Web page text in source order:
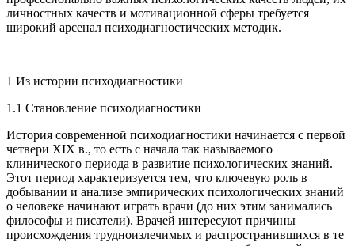
личностных качеств и мотивационной сферы требуется
широкий арсенал психодиагностических методик.
1 Из истории психодиагностики
1.1 Становление психодиагностики
История современной психодиагностики начинается с первой
четвери XIX в., то есть с начала так называемого
клинического периода в развитие психологических знаний.
Этот период характеризуется тем, что ключевую роль в
добывании и анализе эмпирических психологических знаний
о человеке начинают играть врачи (до них этим занимались
философы и писатели). Врачей интересуют причины
происхождения трудноизлечимых и распространившихся в те